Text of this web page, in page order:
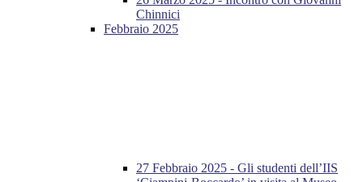
Chinnici
Febbraio 2025
27 Febbraio 2025 - Gli studenti dell’IIS